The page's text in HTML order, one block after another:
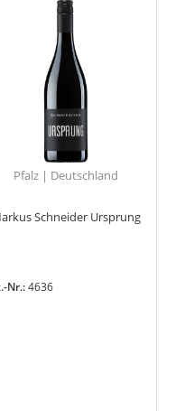
Pfalz | Deutschland
Schneider Ursprung
Nr.:4636